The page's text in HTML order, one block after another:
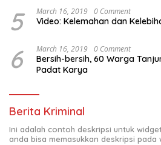
5 March 16, 2019 0 Comment
Video: Kelemahan dan
6 March 16, 2019 0 Comment
Bersih-bersih, 60 Warga
Padat Karya
Berita Kriminal
Ini adalah contoh deskripsi untuk
anda bisa memasukkan deskripsi pada